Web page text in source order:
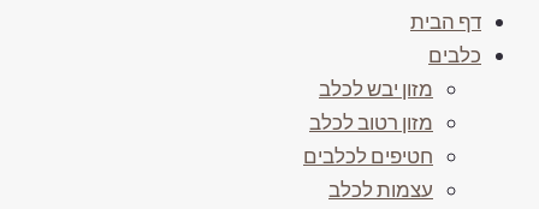
דף הבית
כלבים
מזון יבש לכלב
מזון רטוב לכלב
חטיפים לכלבים
עצמות לכלב